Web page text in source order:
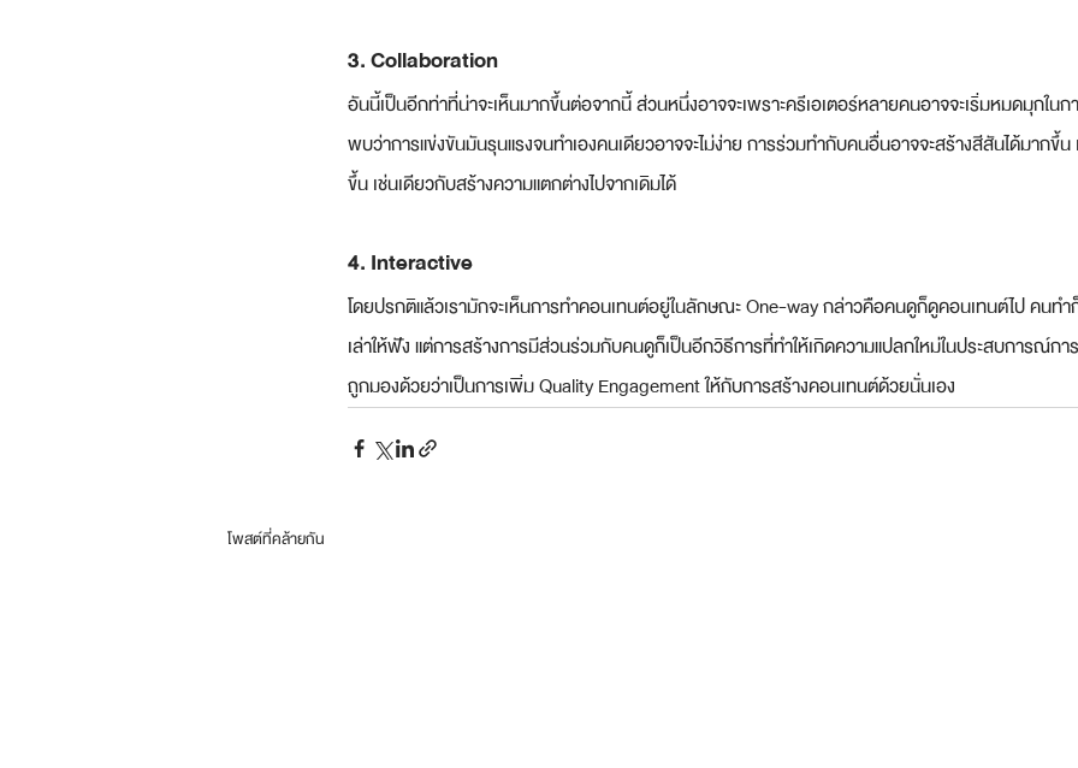
3. Collaboration
อันนี้เป็นอีกท่าที่น่าจะเห็นมากขึ้นต่อจากนี้ ส่วนหนึ่งอาจจะเพราะครีเอเตอร์หลายคนอาจจะเริ่มหมดมุกใน
พบว่าการแข่งขันมันรุนแรงจนทำเองคนเดียวอาจจะไม่ง่าย การร่วมทำกับคนอื่นอาจจะสร้างสีสันได้มากขึ้
ขึ้น เช่นเดียวกับสร้างความแตกต่างไปจากเดิมได้
4. Interactive
โดยปรกติแล้วเรามักจะเห็นการทำคอนเทนต์อยู่ในลักษณะ One-way กล่าวคือคนดูก็ดูคอนเทนต์ไป คนท
เล่าให้ฟัง แต่การสร้างการมีส่วนร่วมกับคนดูก็เป็นอีกวิธีการที่ทำให้เกิดความแปลกใหม่ในประสบการณ์ก
ถูกมองด้วยว่าเป็นการเพิ่ม Quality Engagement ให้กับการสร้างคอนเทนต์ด้วยนั่นเอง
โพสต์ที่คล้ายกัน